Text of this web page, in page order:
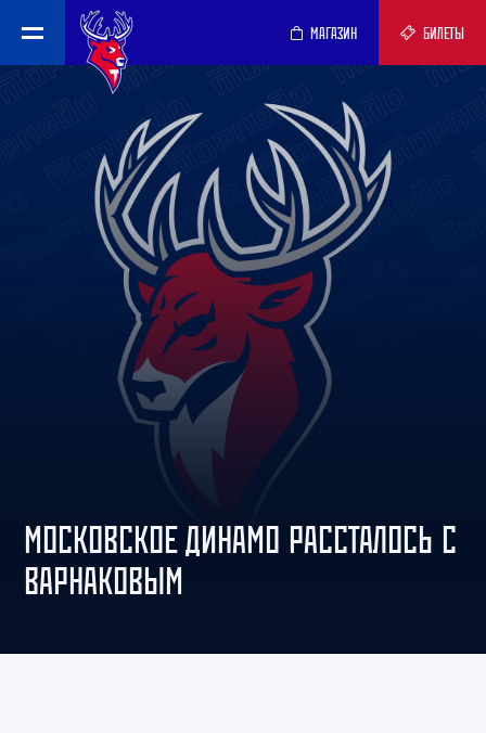
МАГАЗИН БИЛЕТЫ
МОСКОВСКОЕ ДИНАМО РАССТАЛОСЬ С
ВАРНАКОВЫМ